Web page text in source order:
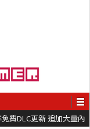
費DLC更新 追加大量內